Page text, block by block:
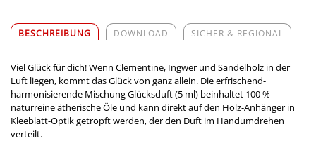
BESCHREIBUNG DOWNLOAD SICHER & REGIONAL
Viel Glück für dich! Wenn Clementine, Ingwer und Sandelholz in der
Luft liegen, kommt das Glück von ganz allein. Die erfrischend-
harmonisierende Mischung Glücksduft (5 ml) beinhaltet 100 %
naturreine ätherische Öle und kann direkt auf den Holz-Anhänger in
Kleeblatt-Optik getropft werden, der den Duft im Handumdrehen
verteilt.